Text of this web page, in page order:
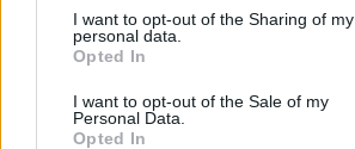
I want to opt-out of the Sharing of my
personal data.
Opted In
I want to opt-out of the Sale of my
Personal Data.
Opted In